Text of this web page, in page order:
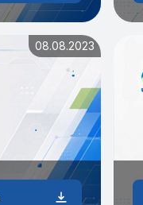
08.08.2023